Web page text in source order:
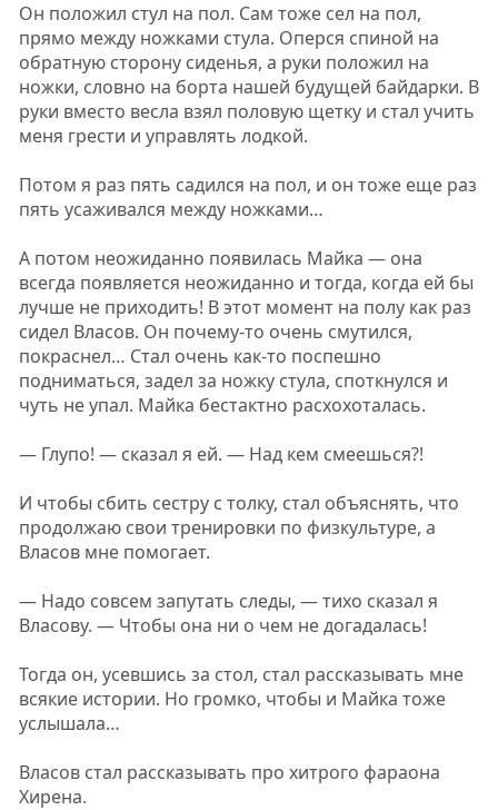
Он положил стул на пол. Сам тоже сел на пол,
прямо между ножками стула. Оперся спиной на
обратную сторону сиденья, а руки положил на
ножки, словно на борта нашей будущей байдарки. В
руки вместо весла взял половую щетку и стал учить
меня грести и управлять лодкой.
Потом я раз пять садился на пол, и он тоже еще раз
пять усаживался между ножками…
А потом неожиданно появилась Майка — она
всегда появляется неожиданно и тогда, когда ей бы
лучше не приходить! В этот момент на полу как раз
сидел Власов. Он почему-то очень смутился,
покраснел… Стал очень как-то поспешно
подниматься, задел за ножку стула, споткнулся и
чуть не упал. Майка бестактно расхохоталась.
— Глупо! — сказал я ей. — Над кем смеешься?!
И чтобы сбить сестру с толку, стал объяснять, что
продолжаю свои тренировки по физкультуре, а
Власов мне помогает.
— Надо совсем запутать следы, — тихо сказал я
Власову. — Чтобы она ни о чем не догадалась!
Тогда он, усевшись за стол, стал рассказывать мне
всякие истории. Но громко, чтобы и Майка тоже
услышала…
Власов стал рассказывать про хитрого фараона
Хирена.